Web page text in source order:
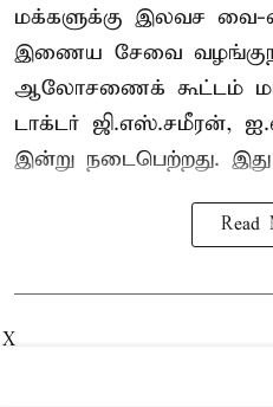
மக்களுக்கு இலவச வை-
இணைய சேவை
ஆலோசணைக் கூட்டம்
டாக்டர் ஜி.எஸ்.சமீரன்,
இன்று நடைபெற்றது. இது
Read
X